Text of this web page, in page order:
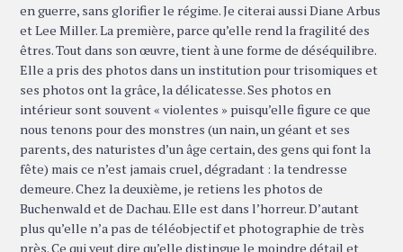
en guerre, sans glorifier le régime. Je citerai aussi Diane Arbus
et Lee Miller. La première, parce qu’elle rend la fragilité des
êtres. Tout dans son œuvre, tient à une forme de déséquilibre.
Elle a pris des photos dans un institution pour trisomiques et
ses photos ont la grâce, la délicatesse. Ses photos en
intérieur sont souvent « violentes » puisqu’elle figure ce que
nous tenons pour des monstres (un nain, un géant et ses
parents, des naturistes d’un âge certain, des gens qui font la
fête) mais ce n’est jamais cruel, dégradant : la tendresse
demeure. Chez la deuxième, je retiens les photos de
Buchenwald et de Dachau. Elle est dans l’horreur. D’autant
plus qu’elle n’a pas de téléobjectif et photographie de très
près. Ce qui veut dire qu’elle distingue le moindre détail et